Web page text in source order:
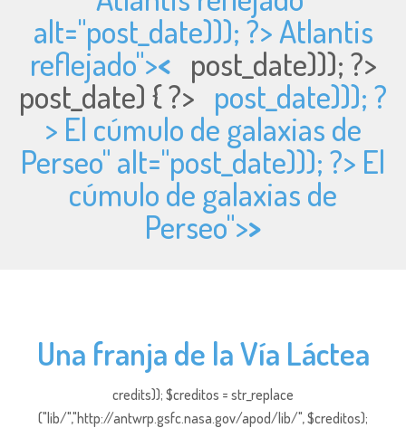
alt="post_date))); ?> Atlantis
reflejado">< post_date))); ?>
post_date) { ?> post_date))); ?
> El cúmulo de galaxias de
Perseo" alt="post_date))); ?> El
cúmulo de galaxias de
Perseo">>
Una franja de la Vía Láctea
credits)); $creditos = str_replace
("lib/","http://antwrp.gsfc.nasa.gov/apod/lib/", $creditos);